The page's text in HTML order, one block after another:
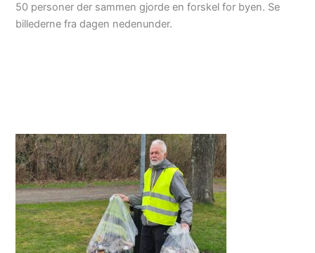
50 personer der sammen gjorde en forskel for byen. Se
billederne fra dagen nedenunder.